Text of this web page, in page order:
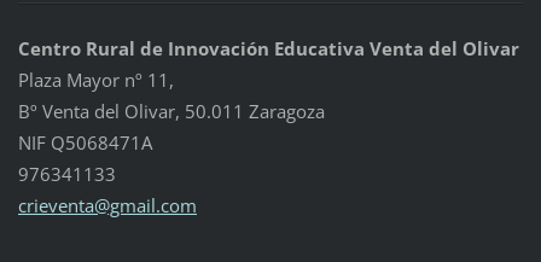
Centro Rural de Innovación Educativa Venta del Olivar
Plaza Mayor nº 11,
Bº Venta del Olivar, 50.011 Zaragoza
NIF Q5068471A
976341133
crieventa@gmail.com